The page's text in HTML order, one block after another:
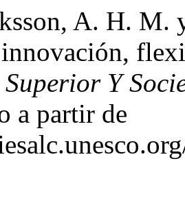
A. H. M.
Y
a partir de